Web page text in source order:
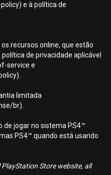
e à política de
recursos online, que estão
de privacidade aplicável
service e
limitada
br).
de jogar no sistema PS4™
PS4™ quando está usando
Store website, all